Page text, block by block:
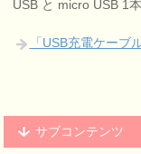
USB と micro USB 1
「USB充電ケーブ
サブコンテンツ